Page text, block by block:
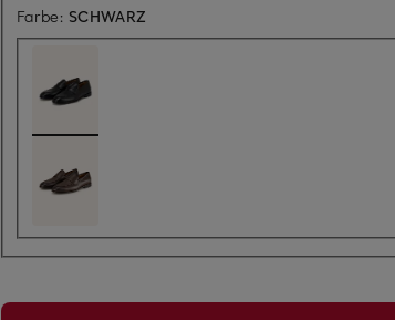
Farbe: SCHWARZ